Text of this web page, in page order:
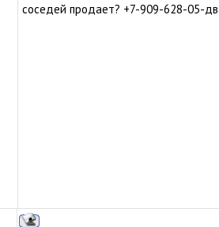
соседей продает? +7-909-628-05-